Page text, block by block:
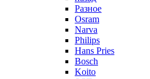
Разное
Osram
Narva
Philips
Hans Pries
Bosch
Koito